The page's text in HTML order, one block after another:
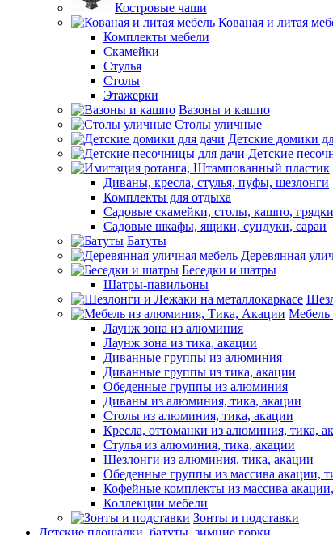
Костровые чаши
Кованая и литая
Комплекты мебели
Скамейки
Стулья
Столы
Этажерки
Вазоны и кашпо
Столы уличные
Детские домики
Детские
Диваны, кресла, стулья, пуфы, шезлонги
Комплекты для отдыха
Садовые скамейки, столы, кашпо, грядки
Садовые шкафы, ящики, сундуки, сараи
Батуты
Деревянная
Беседки и шатры
Шатры-павильоны
Мебель
Лаунж зона из алюминия
Лаунж зона из тика, акации
Диванные группы из алюминия
Диванные группы из тика, акации
Обеденные группы из алюминия
Диваны из алюминия, тика, акации
Столы из алюминия, тика, акации
Кресла, оттоманки из алюминия, тика,
Стулья из алюминия, тика, акации
Шезлонги из алюминия, тика, акации
Обеденные группы из массива акации,
Кофейные комплекты из массива
Коллекции мебели
Зонты и подставки
Детские площадки, батуты, зимние горки